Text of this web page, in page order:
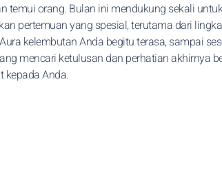
temui orang. Bulan ini mendukung sekali untuk
pertemuan yang spesial, terutama dari
kelembutan Anda begitu terasa, sampai
mencari ketulusan dan perhatian akhirnya
kepada Anda.